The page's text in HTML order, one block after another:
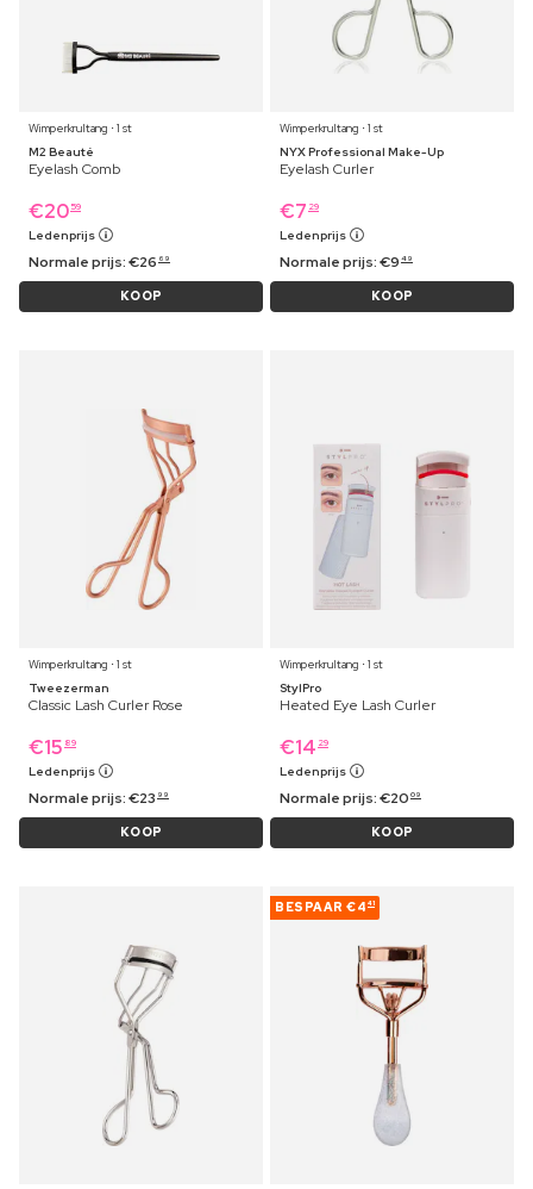
Wimperkrultang ⋅ 1 st
M2 Beauté
Eyelash Comb
€20 59
Ledenprijs
Normale prijs:€26 69
KOOP
Wimperkrultang ⋅ 1 st
NYX Professional Make-Up
Eyelash Curler
€7 29
Ledenprijs
Normale prijs:€9 49
KOOP
Wimperkrultang ⋅ 1 st
Tweezerman
Classic Lash Curler Rose
€15 89
Ledenprijs
Normale prijs:€23 99
KOOP
Wimperkrultang ⋅ 1 st
StylPro
Heated Eye Lash Curler
€14 29
Ledenprijs
Normale prijs:€20 09
KOOP
BESPAAR €4 41